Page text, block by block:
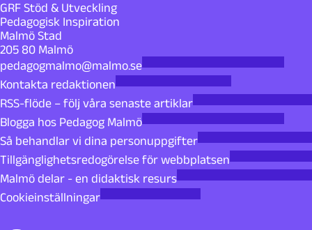
GRF Stöd & Utveckling
Pedagogisk Inspiration
Malmö Stad
205 80 Malmö
pedagogmalmo@malmo.se
Kontakta redaktionen
RSS-flöde – följ våra senaste artiklar
Blogga hos Pedagog Malmö
Så behandlar vi dina personuppgifter
Tillgänglighetsredogörelse för webbplatsen
Malmö delar - en didaktisk resurs
Cookieinställningar